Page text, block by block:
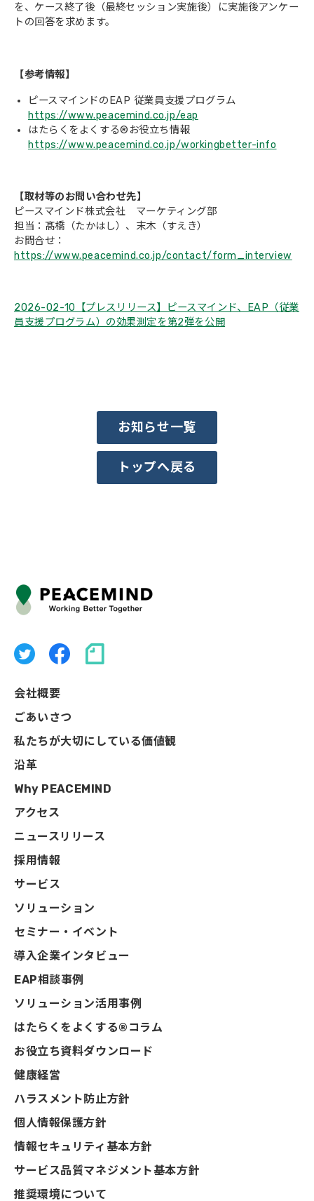
を、ケース終了後（最終セッション実施後）に実施後アンケー
トの回答を求めます。
【参考情報】
ピースマインドのEAP 従業員支援プログラム
https://www.peacemind.co.jp/eap
はたらくをよくする®お役立ち情報
https://www.peacemind.co.jp/workingbetter-info
【取材等のお問い合わせ先】
ピースマインド株式会社 マーケティング部
担当：髙橋（たかはし）、末木（すえき）
お問合せ：
https://www.peacemind.co.jp/contact/form_interview
2026-02-10【プレスリリース】ピースマインド、EAP（従業
員支援プログラム）の効果測定を第2弾を公開
お知らせ一覧
トップへ戻る
会社概要
ごあいさつ
私たちが大切にしている価値観
沿革
Why PEACEMIND
アクセス
ニュースリリース
採用情報
サービス
ソリューション
セミナー・イベント
導入企業インタビュー
EAP相談事例
ソリューション活用事例
はたらくをよくする®コラム
お役立ち資料ダウンロード
健康経営
ハラスメント防止方針
個人情報保護方針
情報セキュリティ基本方針
サービス品質マネジメント基本方針
推奨環境について